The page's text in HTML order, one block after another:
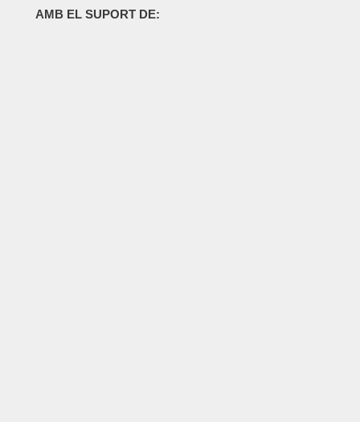
AMB EL SUPORT DE: